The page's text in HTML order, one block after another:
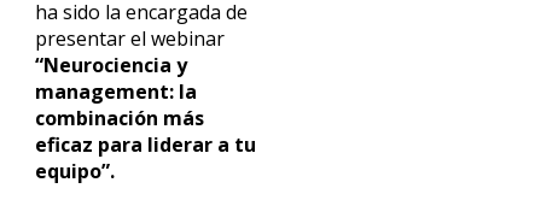
ha sido la encargada de
presentar el webinar
“Neurociencia y
management: la
combinación más
eficaz para liderar a tu
equipo”.